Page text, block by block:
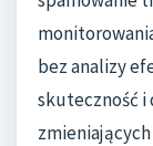
bez analizy
skuteczność i